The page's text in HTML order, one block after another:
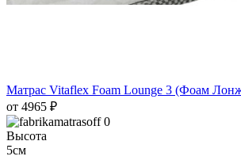
Матрас Vitaflex Foam Lounge 3 (Фоам
от 4965 ₽
0
Высота
5см